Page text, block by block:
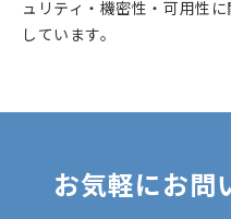
ュリティ・機密性・可用性
しています。
お気軽にお問